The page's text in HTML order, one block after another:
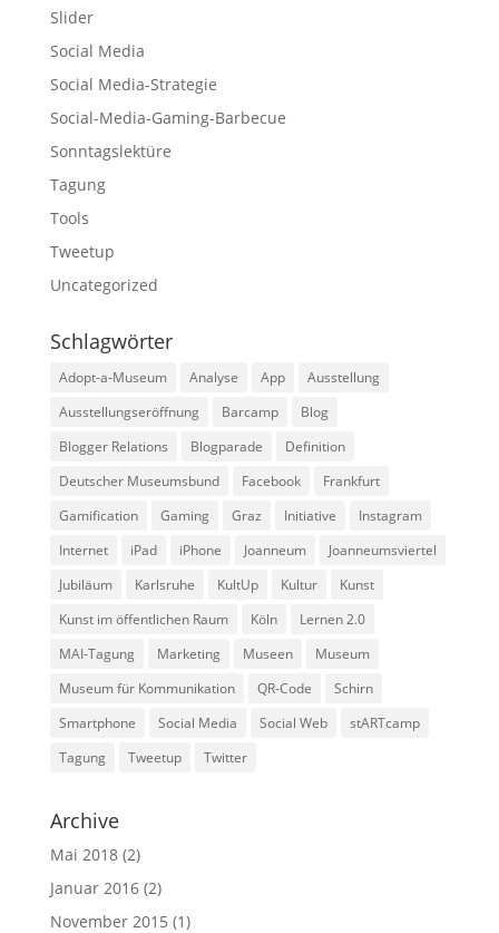
Slider
Social Media
Social Media-Strategie
Social-Media-Gaming-Barbecue
Sonntagslektüre
Tagung
Tools
Tweetup
Uncategorized
Schlagwörter
Adopt-a-Museum Analyse App
Ausstellung
Ausstellungseröffnung
Barcamp
Blog
Blogger Relations
Blogparade
Definition
Deutscher Museumsbund
Facebook
Frankfurt
Gamification
Gaming Graz Initiative
Instagram
Internet
iPad iPhone Joanneum
Joanneumsviertel
Jubiläum
Karlsruhe KultUp Kultur
Kunst
Kunst im öffentlichen Raum
Köln
Lernen 2.0
MAI-Tagung
Marketing Museen
Museum
Museum für Kommunikation
QR-Code
Schirn
Smartphone
Social Media Social Web
stARTcamp
Tagung
Tweetup Twitter
Archive
Mai 2018(2)
Januar 2016(2)
November 2015 (1)